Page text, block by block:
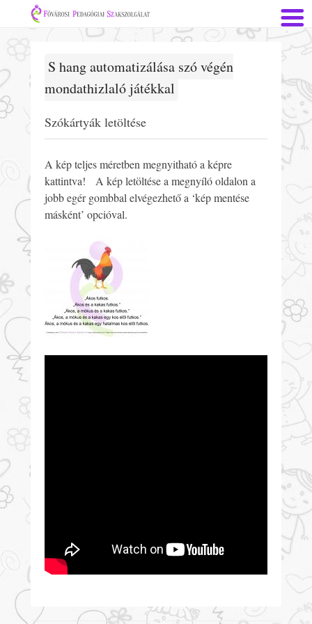
S hang automatizálása szó végén
mondathizlaló játékkal
Szókártyák letöltése
A kép teljes méretben megnyitható a képre
kattintva! A kép letöltése a megnyíló oldalon a
jobb egér gombbal elvégezhető a ‘kép mentése
másként’ opcióval.